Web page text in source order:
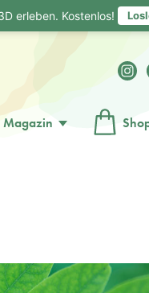
Magazin
erleben. Kostenlos!